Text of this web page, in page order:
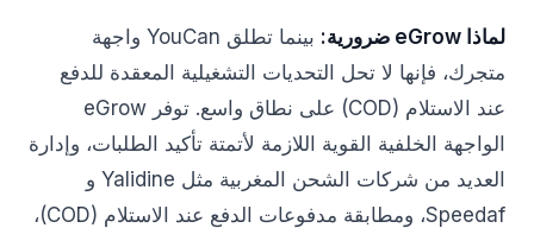
لماذا eGrow ضرورية:
بينما تطلق YouCan واجهة
متجرك، فإنها لا تحل التحديات التشغيلية المعقدة للدفع
عند الاستلام (COD) على نطاق واسع. توفر eGrow
الواجهة الخلفية القوية اللازمة لأتمتة تأكيد الطلبات، وإدارة
العديد من شركات الشحن المغربية مثل Yalidine و
Speedaf، ومطابقة مدفوعات الدفع عند الاستلام (COD)،